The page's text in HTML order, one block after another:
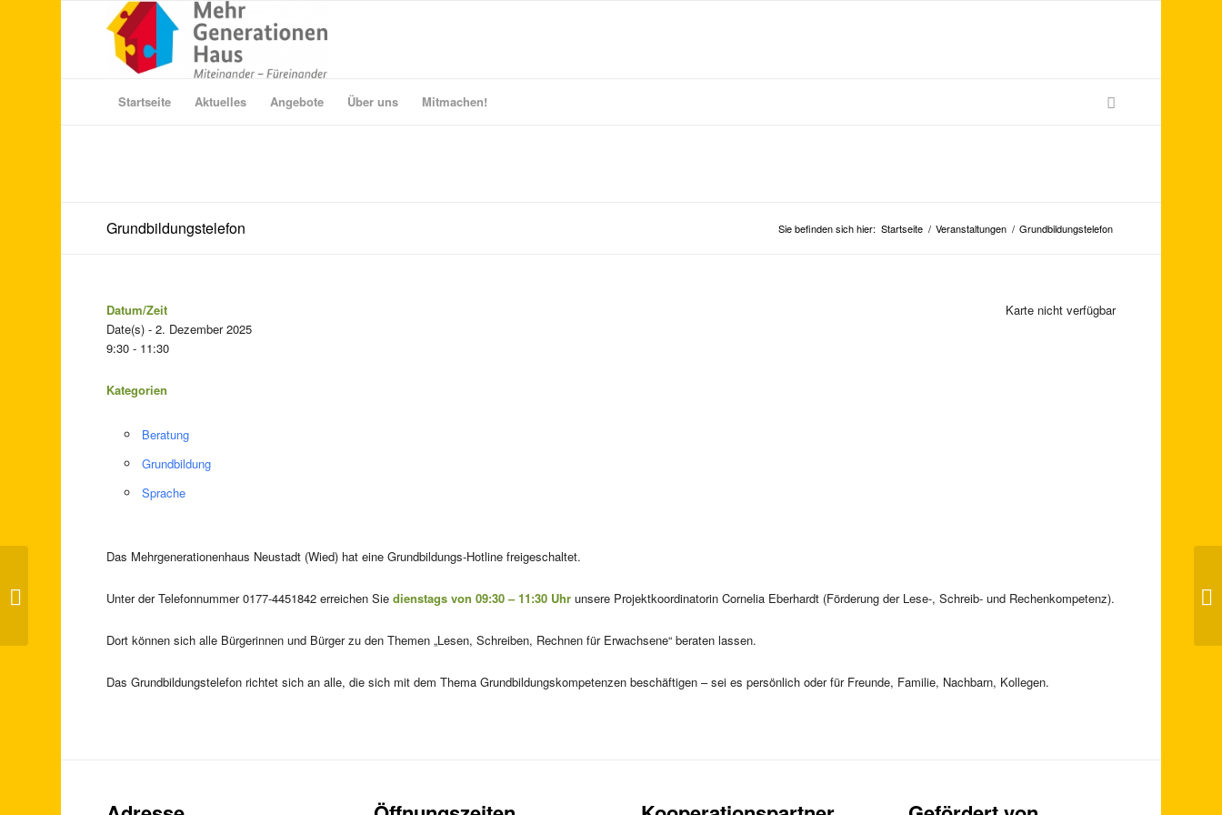
Startseite Aktuelles Angebote Über uns Mitmachen!
Grundbildungstelefon Sie befinden sich hier: Startseite / Veranstaltungen / Grundbildungstelefon
Karte nicht verfügbar
Datum/Zeit
Date(s) - 2. Dezember 2025
9:30 - 11:30
Kategorien
Beratung
Grundbildung
Sprache
Das Mehrgenerationenhaus Neustadt (Wied) hat eine Grundbildungs-Hotline freigeschaltet.
Unter der Telefonnummer 0177-4451842 erreichen Siedienstags von 09:30 – 11:30 Uhr unsere Projektkoordinatorin Cornelia Eberhardt (Förderung der Lese-, Schreib- und Rechenkompetenz).
Dort können sich alle Bürgerinnen und Bürger zu den Themen „Lesen, Schreiben, Rechnen für Erwachsene“ beraten lassen.
Das Grundbildungstelefon richtet sich an alle, die sich mit dem Thema Grundbildungskompetenzen beschäftigen – sei es persönlich oder für Freunde, Familie, Nachbarn, Kollegen.